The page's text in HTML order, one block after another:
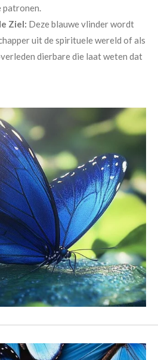
patronen.
Ziel: Deze blauwe vlinder wordt
uit de spirituele wereld of als
dierbare die laat weten dat